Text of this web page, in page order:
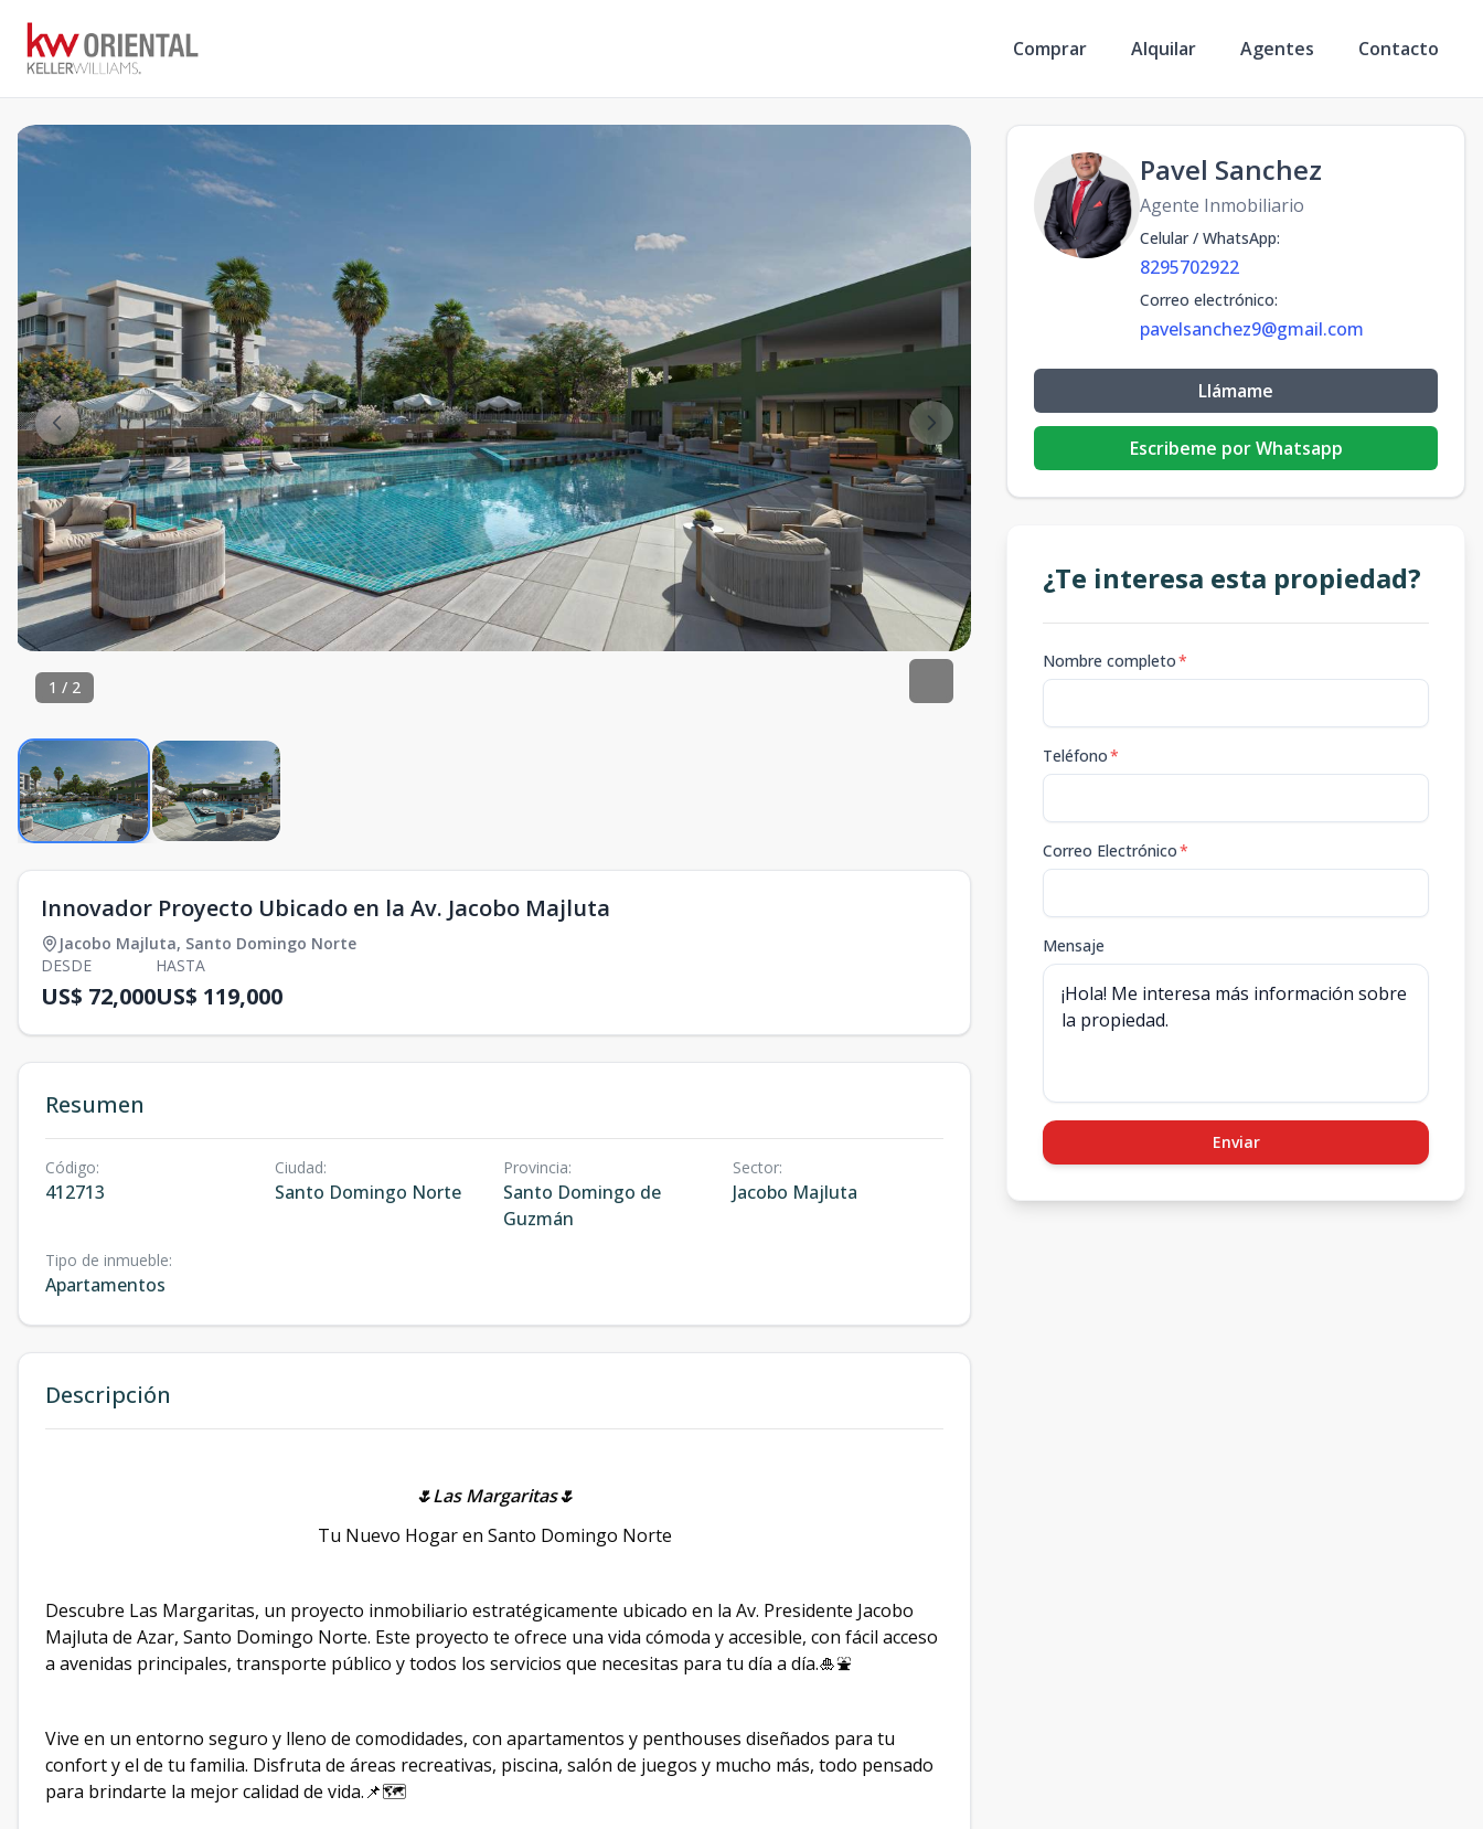
Comprar Alquilar Agentes Contacto
1 / 2
Innovador Proyecto Ubicado en la Av. Jacobo Majluta
Jacobo Majluta, Santo Domingo Norte
DESDE
US$ 72,000
HASTA
US$ 119,000
Resumen
Código:
412713
Ciudad:
Santo Domingo Norte
Provincia:
Santo Domingo de
Guzmán
Sector:
Jacobo Majluta
Tipo de inmueble:
Apartamentos
Descripción
🌷Las Margaritas🌷
Tu Nuevo Hogar en Santo Domingo Norte
Descubre Las Margaritas, un proyecto inmobiliario estratégicamente ubicado en la Av. Presidente Jacobo
Majluta de Azar, Santo Domingo Norte. Este proyecto te ofrece una vida cómoda y accesible, con fácil acceso
a avenidas principales, transporte público y todos los servicios que necesitas para tu día a día.🎍⛲️
Vive en un entorno seguro y lleno de comodidades, con apartamentos y penthouses diseñados para tu
confort y el de tu familia. Disfruta de áreas recreativas, piscina, salón de juegos y mucho más, todo pensado
para brindarte la mejor calidad de vida.📌🗺
Pavel Sanchez
Agente Inmobiliario
Celular / WhatsApp:
8295702922
Correo electrónico:
pavelsanchez9@gmail.com
Llámame
Escribeme por Whatsapp
¿Te interesa esta propiedad?
Nombre completo*
Teléfono*
Correo Electrónico*
Mensaje
Enviar